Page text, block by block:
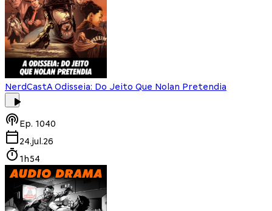
NerdCastA Odisseia: Do Jeito Que Nolan Pretendia
Ep. 1040
24.jul.26
1h54